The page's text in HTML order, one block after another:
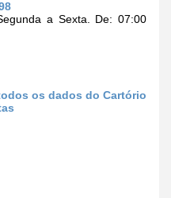
a Sexta. De: 07:00
os dados do Cartório